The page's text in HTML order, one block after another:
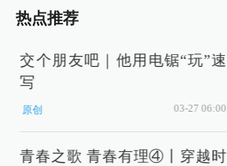
热点推荐
交个朋友吧｜他用电锯“玩”速
写
原创 03-27 06:00
青春之歌 青春有理④丨穿越时